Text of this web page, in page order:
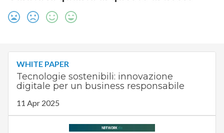
WHITE PAPER
Tecnologie sostenibili: innovazione
digitale per un business responsabile
11 Apr 2025